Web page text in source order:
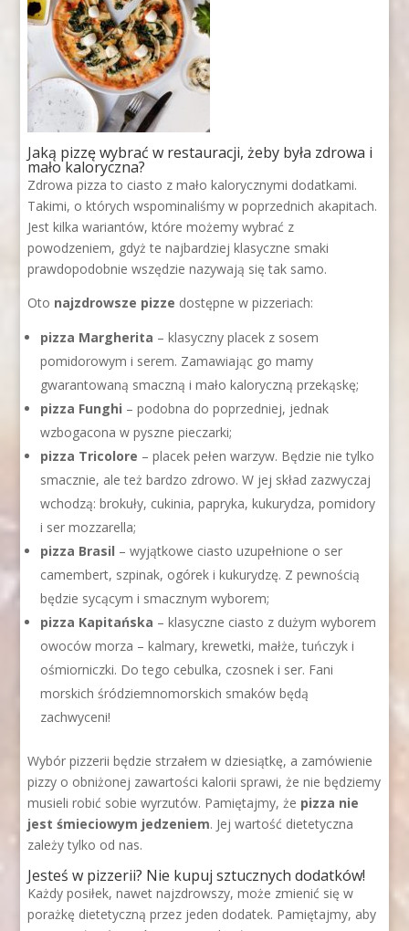
Jaką pizzę wybrać w restauracji, żeby była zdrowa i
mało kaloryczna?
Zdrowa pizza to ciasto z mało kalorycznymi dodatkami.
Takimi, o których wspominaliśmy w poprzednich akapitach.
Jest kilka wariantów, które możemy wybrać z
powodzeniem, gdyż te najbardziej klasyczne smaki
prawdopodobnie wszędzie nazywają się tak samo.
Oto najzdrowsze pizze dostępne w pizzeriach:
pizza Margherita – klasyczny placek z sosem
pomidorowym i serem. Zamawiając go mamy
gwarantowaną smaczną i mało kaloryczną przekąskę;
pizza Funghi – podobna do poprzedniej, jednak
wzbogacona w pyszne pieczarki;
pizza Tricolore – placek pełen warzyw. Będzie nie tylko
smacznie, ale też bardzo zdrowo. W jej skład zazwyczaj
wchodzą: brokuły, cukinia, papryka, kukurydza, pomidory
i ser mozzarella;
pizza Brasil – wyjątkowe ciasto uzupełnione o ser
camembert, szpinak, ogórek i kukurydzę. Z pewnością
będzie sycącym i smacznym wyborem;
pizza Kapitańska – klasyczne ciasto z dużym wyborem
owoców morza – kalmary, krewetki, małże, tuńczyk i
ośmiorniczki. Do tego cebulka, czosnek i ser. Fani
morskich śródziemnomorskich smaków będą
zachwyceni!
Wybór pizzerii będzie strzałem w dziesiątkę, a zamówienie
pizzy o obniżonej zawartości kalorii sprawi, że nie będziemy
musieli robić sobie wyrzutów. Pamiętajmy, że pizza nie
jest śmieciowym jedzeniem. Jej wartość dietetyczna
zależy tylko od nas.
Jesteś w pizzerii? Nie kupuj sztucznych dodatków!
Każdy posiłek, nawet najzdrowszy, może zmienić się w
porażkę dietetyczną przez jeden dodatek. Pamiętajmy, aby